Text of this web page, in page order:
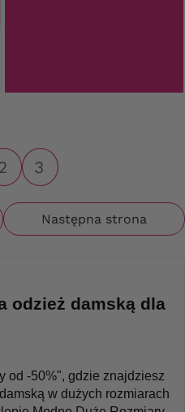
3
Następna strona
odzież damską dla
od -50%", gdzie znajdziesz
w dużych rozmiarach